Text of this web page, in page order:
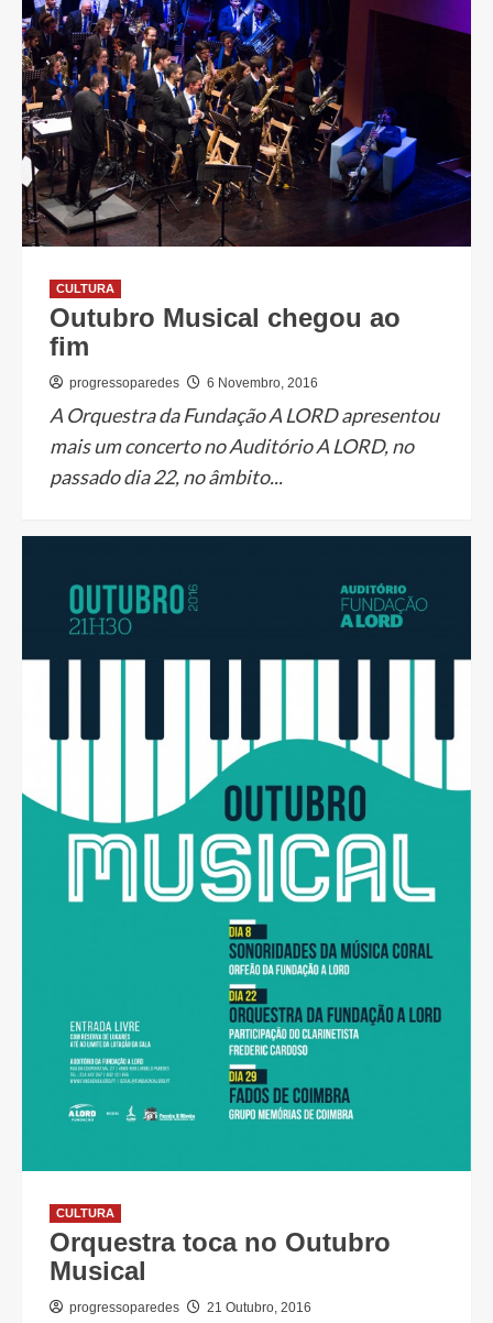
CULTURA
Outubro Musical chegou ao
fim
progressoparedes 6 Novembro, 2016
A Orquestra da Fundação A LORD apresentou
mais um concerto no Auditório A LORD, no
passado dia 22, no âmbito...
CULTURA
Orquestra toca no Outubro
Musical
progressoparedes 21 Outubro, 2016